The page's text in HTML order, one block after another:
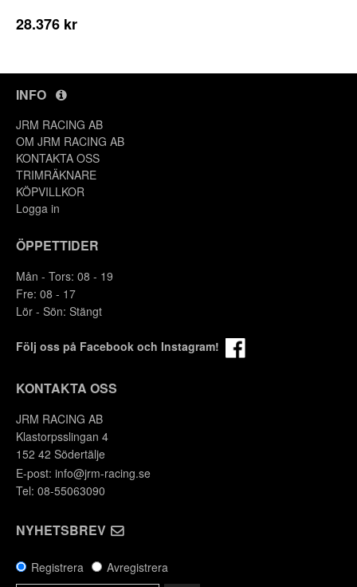
28.376 kr
INFO
JRM RACING AB
OM JRM RACING AB
KONTAKTA OSS
TRIMRÄKNARE
KÖPVILLKOR
Logga in
ÖPPETTIDER
Mån - Tors: 08 - 19
Fre: 08 - 17
Lör - Sön: Stängt
Följ oss på Facebook och Instagram!
KONTAKTA OSS
JRM RACING AB
Klastorpsslingan 4
152 42 Södertälje
E-post: info@jrm-racing.se
Tel: 08-55063090
NYHETSBREV
Registrera Avregistrera